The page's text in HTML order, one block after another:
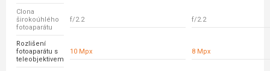
Clona
širokoúhlého
fotoaparátu
f/2.2 f/2.2
Rozlišení
fotoaparátu s
teleobjektivem
10 Mpx 8 Mpx